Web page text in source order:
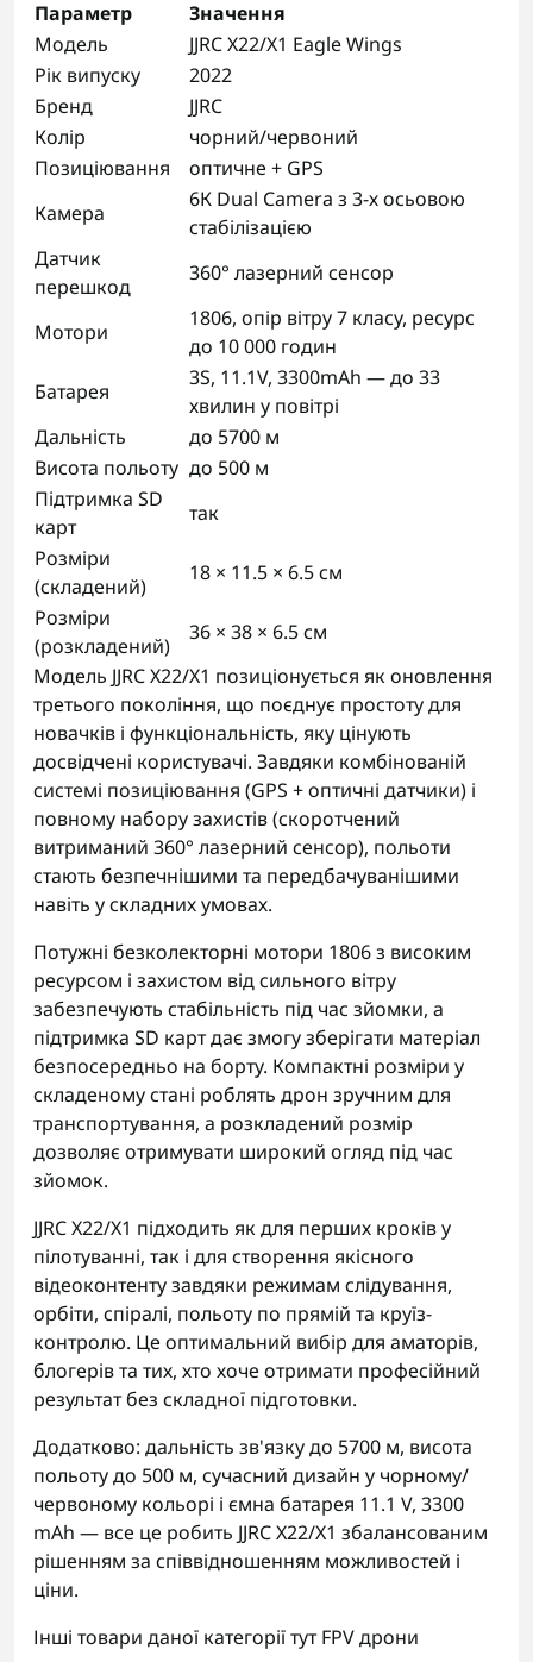
Параметр
Значення
Модель
JJRC X22/X1 Eagle Wings
Рік випуску
2022
Бренд
JJRC
Колір
чорний/червоний
Позиціювання
оптичне + GPS
Камера
6К Dual Camera з 3-х осьовою
стабілізацією
Датчик
перешкод
360° лазерний сенсор
Мотори
1806, опір вітру 7 класу, ресурс
до 10 000 годин
Батарея
3S, 11.1V, 3300mAh — до 33
хвилин у повітрі
Дальність
до 5700 м
Висота польоту до 500 м
Підтримка SD
карт
так
Розміри
(складений)
18 × 11.5 × 6.5 см
Розміри
(розкладений)
36 × 38 × 6.5 см
Модель JJRC X22/X1 позиціонується як оновлення
третього покоління, що поєднує простоту для
новачків і функціональність, яку цінують
досвідчені користувачі. Завдяки комбінованій
системі позиціювання (GPS + оптичні датчики) і
повному набору захистів (скоротчений
витриманий 360° лазерний сенсор), польоти
стають безпечнішими та передбачуванішими
навіть у складних умовах.
Потужні безколекторні мотори 1806 з високим
ресурсом і захистом від сильного вітру
забезпечують стабільність під час зйомки, а
підтримка SD карт дає змогу зберігати матеріал
безпосередньо на борту. Компактні розміри у
складеному стані роблять дрон зручним для
транспортування, а розкладений розмір
дозволяє отримувати широкий огляд під час
зйомок.
JJRC X22/X1 підходить як для перших кроків у
пілотуванні, так і для створення якісного
відеоконтенту завдяки режимам слідування,
орбіти, спіралі, польоту по прямій та круїз-
контролю. Це оптимальний вибір для аматорів,
блогерів та тих, хто хоче отримати професійний
результат без складної підготовки.
Додатково: дальність зв'язку до 5700 м, висота
польоту до 500 м, сучасний дизайн у чорному/
червоному кольорі і ємна батарея 11.1 V, 3300
mAh — все це робить JJRC X22/X1 збалансованим
рішенням за співвідношенням можливостей і
ціни.
Інші товари даної категорії тутFPV дрони